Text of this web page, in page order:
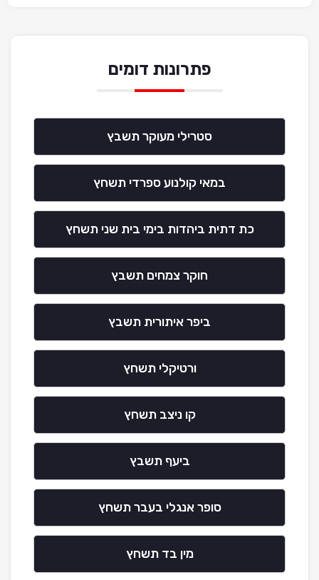
פתרונות דומים
סטרילי מעוקר תשבץ
במאי קולנוע ספרדי תשחץ
כת דתית ביהדות בימי בית שני תשחץ
חוקר צמחים תשבץ
ביפר איתורית תשבץ
ורטיקלי תשחץ
קו ניצב תשחץ
ביעף תשבץ
סופר אנגלי בעבר תשחץ
מין בד תשחץ